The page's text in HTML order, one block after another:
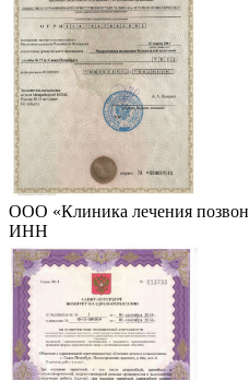
ООО «Клиника лечения
ИНН